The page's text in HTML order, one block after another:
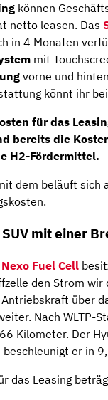
können
netto leasen. Das
in 4 Monaten
mit
vorne und
könnt ihr
für das
bereits die
H2-Fördermittel.
dem beläuft sich
mit einer
Fuel Cell
den Strom wir
über
Nach WLTP-
Kilometer. Der
er in
das Leasing